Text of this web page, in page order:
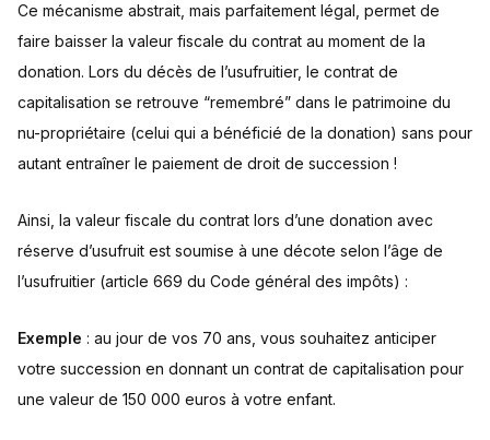
Ce mécanisme abstrait, mais parfaitement légal, permet de
faire baisser la valeur fiscale du contrat au moment de la
donation. Lors du décès de l’usufruitier, le contrat de
capitalisation se retrouve “remembré” dans le patrimoine du
nu-propriétaire (celui qui a bénéficié de la donation) sans pour
autant entraîner le paiement de droit de succession !
Ainsi, la valeur fiscale du contrat lors d’une donation avec
réserve d’usufruit est soumise à une décote selon l’âge de
l’usufruitier (article 669 du Code général des impôts) :
Exemple : au jour de vos 70 ans, vous souhaitez anticiper
votre succession en donnant un contrat de capitalisation pour
une valeur de 150 000 euros à votre enfant.